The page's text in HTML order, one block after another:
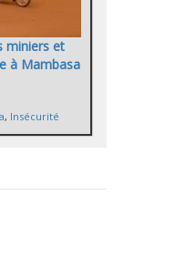
miniers et
à Mambasa
, Insécurité